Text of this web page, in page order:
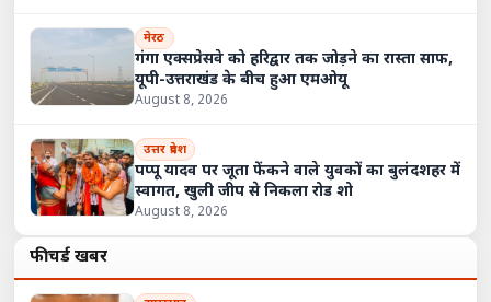
मेरठ
गंगा एक्सप्रेसवे को हरिद्वार तक जोड़ने का रास्ता साफ,
यूपी-उत्तराखंड के बीच हुआ एमओयू
August 8, 2026
उत्तर प्रदेश
पप्पू यादव पर जूता फेंकने वाले युवकों का बुलंदशहर में
स्वागत, खुली जीप से निकला रोड शो
August 8, 2026
फीचर्ड खबरें